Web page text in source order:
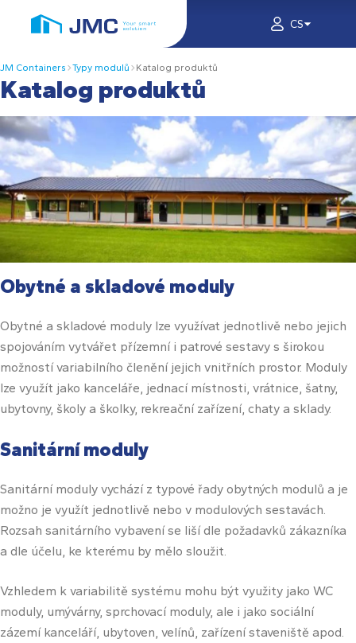
CS
Katalog produktů
JM Containers Typy modulů Katalog produktů
Obytné a skladové moduly
Obytné a skladové moduly lze využívat jednotlivě nebo jejich
spojováním vytvářet přízemní i patrové sestavy s širokou
možností variabilního členění jejich vnitřních prostor. Moduly
lze využít jako kanceláře, jednací místnosti, vrátnice, šatny,
ubytovny, školy a školky, rekreační zařízení, chaty a sklady.
Sanitární moduly
Sanitární moduly vychází z typové řady obytných modulů a je
možno je využít jednotlivě nebo v modulových sestavách.
Rozsah sanitárního vybavení se liší dle požadavků zákazníka
a dle účelu, ke kterému by mělo sloužit.
Vzhledem k variabilitě systému mohu být využity jako WC
moduly, umývárny, sprchovací moduly, ale i jako sociální
zázemí kanceláří, ubytoven, velínů, zařízení staveniště apod.